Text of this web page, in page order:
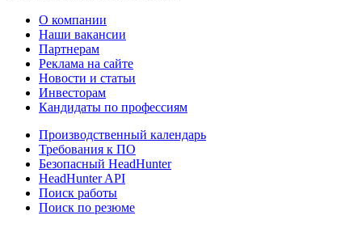
О компании
Наши вакансии
Партнерам
Реклама на сайте
Новости и статьи
Инвесторам
Кандидаты по профессиям
Производственный календарь
Требования к ПО
Безопасный HeadHunter
HeadHunter API
Поиск работы
Поиск по резюме